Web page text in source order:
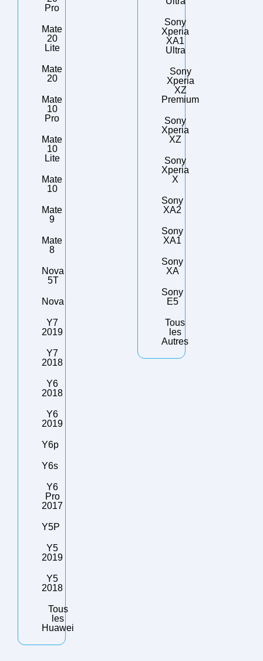
Pro
Mate
20
Lite
Mate
20
Mate
10
Pro
Mate
10
Lite
Mate
10
Mate
9
Mate
8
Nova
5T
Nova
Y7
2019
Y7
2018
Y6
2018
Y6
2019
Y6p
Y6s
Y6
Pro
2017
Y5P
Y5
2019
Y5
2018
Tous
les
Huawei
Sony
Xperia
XA1
Ultra
Sony
Xperia
XZ
Premium
Sony
Xperia
XZ
Sony
Xperia
X
Sony
XA2
Sony
XA1
Sony
XA
Sony
E5
Tous
les
Autres